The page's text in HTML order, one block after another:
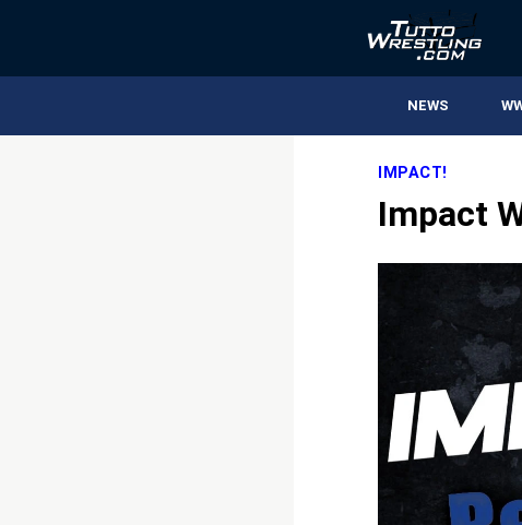
NEWS
IMPACT!
Impact